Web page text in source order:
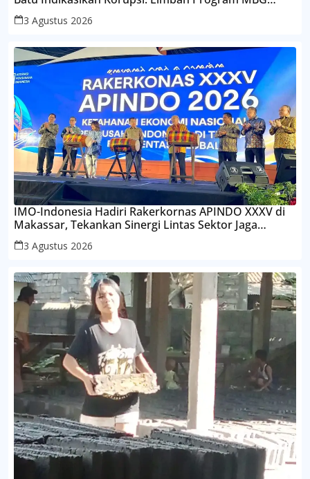
Dijual, Gaji Pekerja Diduga Dimanipulasi
3 Agustus 2026
IMO-Indonesia Hadiri Rakerkornas APINDO XXXV di
Makassar, Tekankan Sinergi Lintas Sektor Jaga
Ketahanan Ekonomi
3 Agustus 2026